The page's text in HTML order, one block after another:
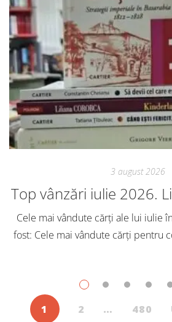
3 august 2026
Top vânzări iulie 2026.
Cele mai vândute cărți ale lui iulie
fost: Cele mai vândute cărți pentru
1 2 … 480